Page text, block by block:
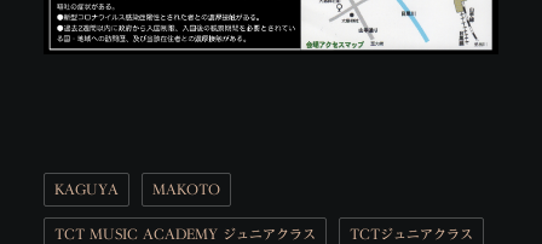
KAGUYA MAKOTO
TCT MUSIC ACADEMY ジュニアクラス TCTジュニアクラス